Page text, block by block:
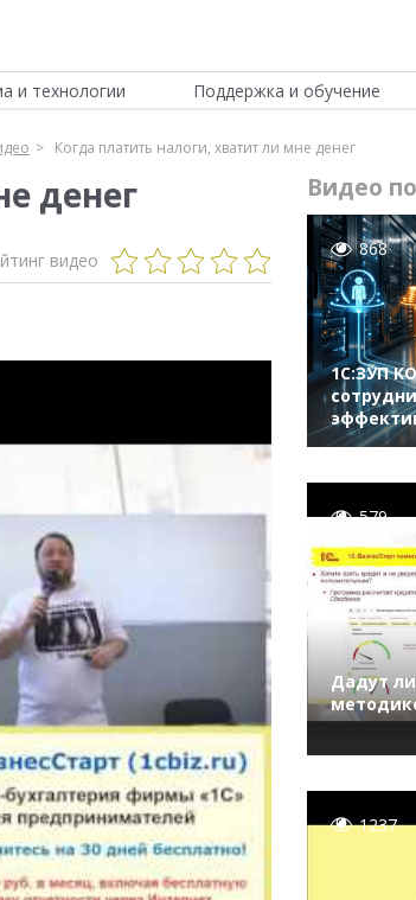
и технологии Поддержка и обучение
Когда платить налоги, хватит ли мне денег
денег
видео
Видео
868
1С:ЗУП
579
Дадут
1237